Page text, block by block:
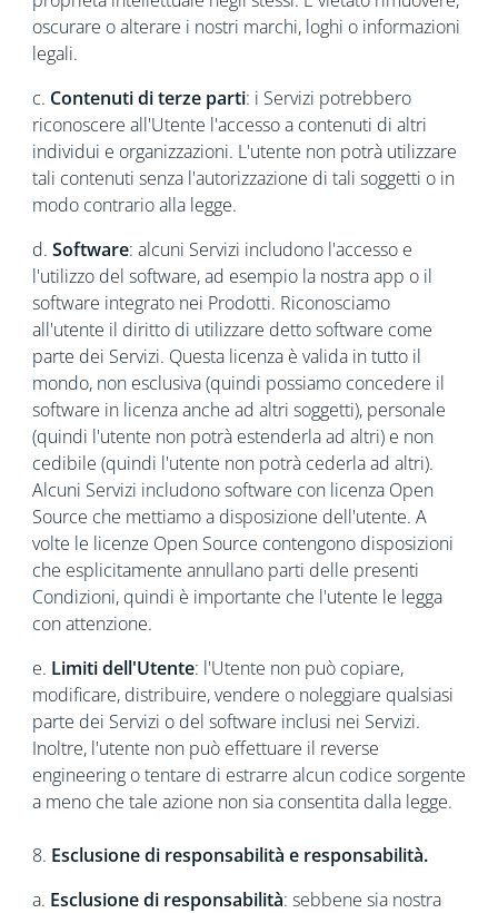
oscurare o alterare i nostri marchi, loghi o informazioni
legali.
c. Contenuti di terze parti: i Servizi potrebbero
riconoscere all'Utente l'accesso a contenuti di altri
individui e organizzazioni. L'utente non potrà utilizzare
tali contenuti senza l'autorizzazione di tali soggetti o in
modo contrario alla legge.
d. Software: alcuni Servizi includono l'accesso e
l'utilizzo del software, ad esempio la nostra app o il
software integrato nei Prodotti. Riconosciamo
all'utente il diritto di utilizzare detto software come
parte dei Servizi. Questa licenza è valida in tutto il
mondo, non esclusiva (quindi possiamo concedere il
software in licenza anche ad altri soggetti), personale
(quindi l'utente non potrà estenderla ad altri) e non
cedibile (quindi l'utente non potrà cederla ad altri).
Alcuni Servizi includono software con licenza Open
Source che mettiamo a disposizione dell'utente. A
volte le licenze Open Source contengono disposizioni
che esplicitamente annullano parti delle presenti
Condizioni, quindi è importante che l'utente le legga
con attenzione.
e. Limiti dell'Utente: l'Utente non può copiare,
modificare, distribuire, vendere o noleggiare qualsiasi
parte dei Servizi o del software inclusi nei Servizi.
Inoltre, l'utente non può effettuare il reverse
engineering o tentare di estrarre alcun codice sorgente
a meno che tale azione non sia consentita dalla legge.
8. Esclusione di responsabilità e responsabilità.
a. Esclusione di responsabilità: sebbene sia nostra